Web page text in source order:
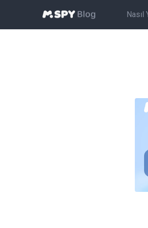
Nasıl